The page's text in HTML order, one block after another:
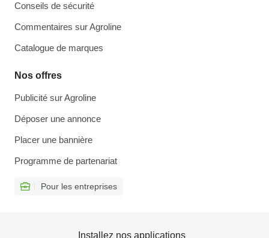
Conseils de sécurité
Commentaires sur Agroline
Catalogue de marques
Nos offres
Publicité sur Agroline
Déposer une annonce
Placer une bannière
Programme de partenariat
Pour les entreprises
Installez nos applications